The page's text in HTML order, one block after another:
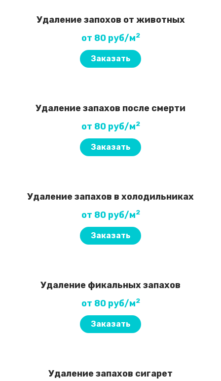
Удаление запохов от животных
от 80 руб/м2
Заказать
Удаление запахов после смерти
от 80 руб/м2
Заказать
Удаление запахов в холодильниках
от 80 руб/м2
Заказать
Удаление фикальных запахов
от 80 руб/м2
Заказать
Удаление запахов сигарет